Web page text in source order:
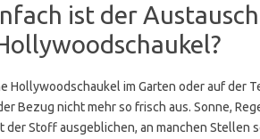
ist der
Hollywoodschaukel im Garten oder auf der
Bezug nicht mehr so frisch aus. Sonne,
der Stoff ausgeblichen, an manchen Stellen